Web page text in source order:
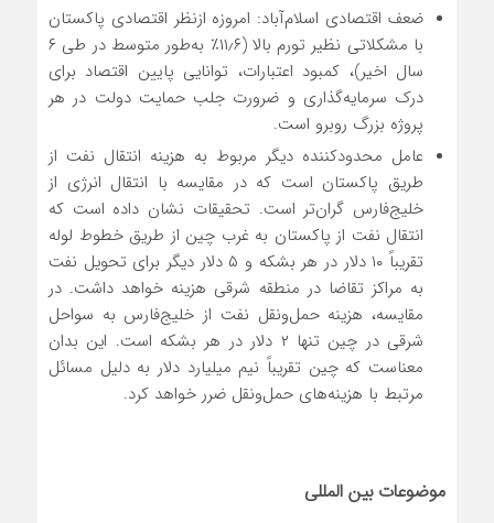
ضعف اقتصادی اسلام‌آباد: امروزه ازنظر اقتصادی پاکستان
با مشکلاتی نظیر تورم بالا (۱۱٫۶٪ به‌طور متوسط در طی ۶
سال اخیر)، کمبود اعتبارات، توانایی پایین اقتصاد برای
درک سرمایه‌گذاری و ضرورت جلب حمایت دولت در هر
پروژه بزرگ روبرو است.
عامل محدودکننده دیگر مربوط به هزینه انتقال نفت از
طریق پاکستان است که در مقایسه با انتقال انرژی از
خلیج‌فارس گران‌تر است. تحقیقات نشان داده است که
انتقال نفت از پاکستان به غرب چین از طریق خطوط لوله
تقریباً ۱۰ دلار در هر بشکه و ۵ دلار دیگر برای تحویل نفت
به مراکز تقاضا در منطقه شرقی هزینه خواهد داشت. در
مقایسه، هزینه حمل‌ونقل نفت از خلیج‌فارس به سواحل
شرقی در چین تنها ۲ دلار در هر بشکه است. این بدان
معناست که چین تقریباً نیم میلیارد دلار به دلیل مسائل
مرتبط با هزینه‌های حمل‌ونقل ضرر خواهد کرد.
موضوعات بین المللی